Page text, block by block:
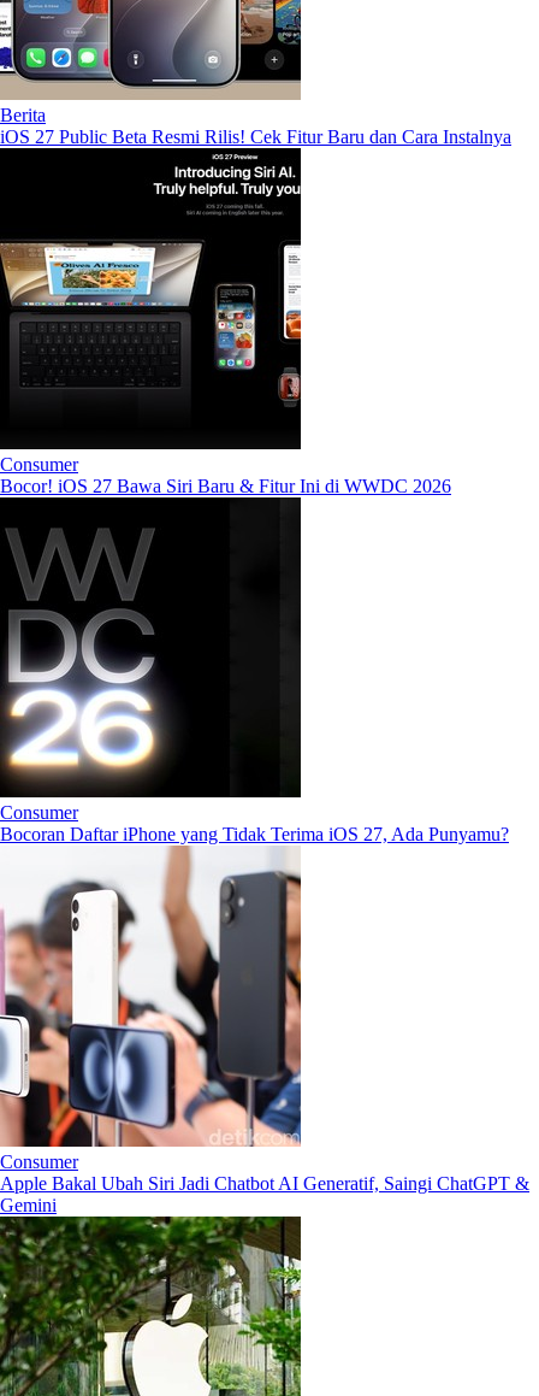
Berita
iOS 27 Public Beta Resmi Rilis! Cek Fitur Baru dan Cara Instalnya
Consumer
Bocor! iOS 27 Bawa Siri Baru & Fitur Ini di WWDC 2026
Consumer
Bocoran Daftar iPhone yang Tidak Terima iOS 27, Ada Punyamu?
Consumer
Apple Bakal Ubah Siri Jadi Chatbot AI Generatif, Saingi ChatGPT &
Gemini